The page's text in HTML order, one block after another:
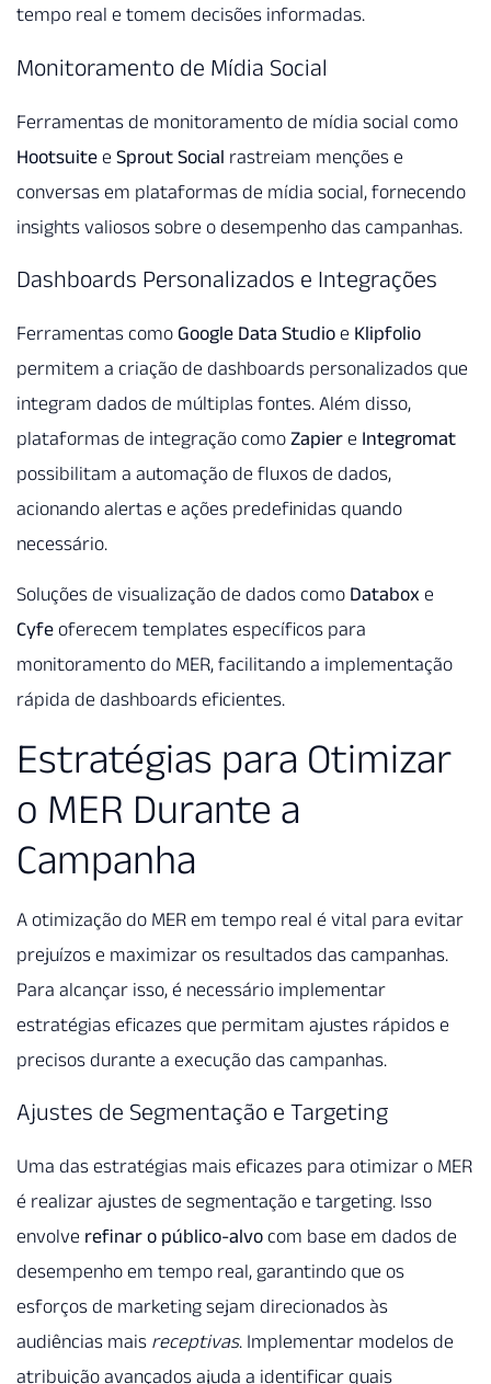
tempo real e tomem decisões informadas.
Monitoramento de Mídia Social
Ferramentas de monitoramento de mídia social como
Hootsuite e Sprout Social rastreiam menções e
conversas em plataformas de mídia social, fornecendo
insights valiosos sobre o desempenho das campanhas.
Dashboards Personalizados e Integrações
Ferramentas como Google Data Studio e Klipfolio
permitem a criação de dashboards personalizados que
integram dados de múltiplas fontes. Além disso,
plataformas de integração como Zapier e Integromat
possibilitam a automação de fluxos de dados,
acionando alertas e ações predefinidas quando
necessário.
Soluções de visualização de dados como Databox e
Cyfe oferecem templates específicos para
monitoramento do MER, facilitando a implementação
rápida de dashboards eficientes.
Estratégias para Otimizar
o MER Durante a
Campanha
A otimização do MER em tempo real é vital para evitar
prejuízos e maximizar os resultados das campanhas.
Para alcançar isso, é necessário implementar
estratégias eficazes que permitam ajustes rápidos e
precisos durante a execução das campanhas.
Ajustes de Segmentação e Targeting
Uma das estratégias mais eficazes para otimizar o MER
é realizar ajustes de segmentação e targeting. Isso
envolve refinar o público-alvo com base em dados de
desempenho em tempo real, garantindo que os
esforços de marketing sejam direcionados às
audiências mais receptivas. Implementar modelos de
atribuição avançados ajuda a identificar quais